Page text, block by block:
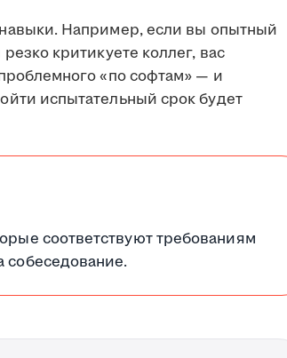
Например, если вы опытный
критикуете коллег, вас
«по софтам» — и
испытательный срок будет
соответствуют требованиям
собеседование.